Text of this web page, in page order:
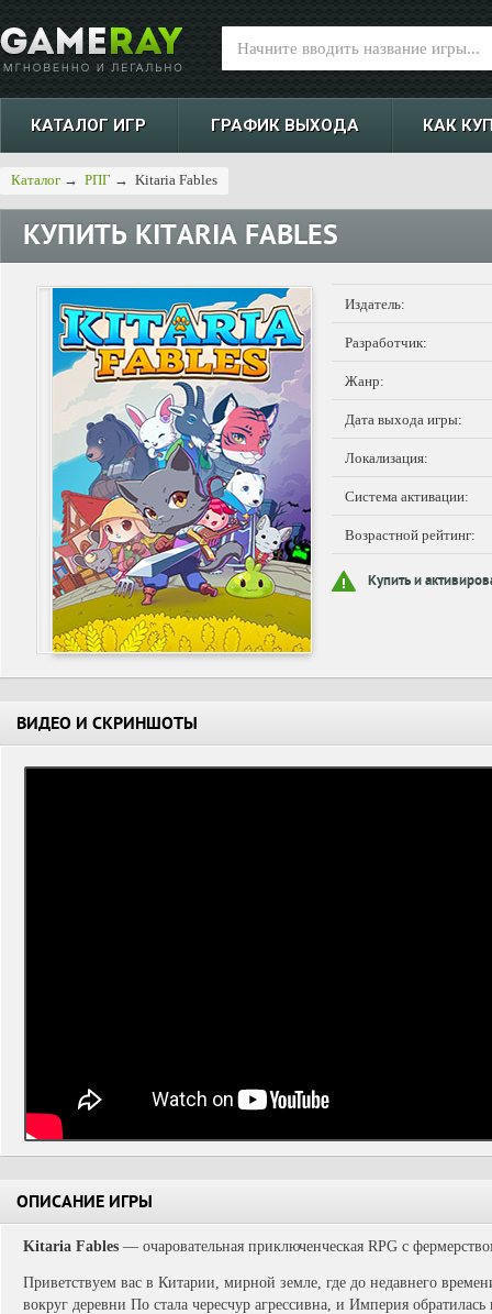
КАТАЛОГ ИГР ГРАФИК ВЫХОДА КАК
Каталог → РПГ → Kitaria Fables
КУПИТЬ KITARIA FABLES
Издатель:
Разработчик:
Жанр:
Дата выхода игры:
Локализация:
Система активации:
Возрастной рейтинг:
Купить и
ВИДЕО И СКРИНШОТЫ
ОПИСАНИЕ ИГРЫ
Kitaria Fables — очаровательная приключенческая RPG с
Приветствуем вас в Китарии, мирной земле, где до недавнего
вокруг деревни По стала чересчур агрессивна, и Империя